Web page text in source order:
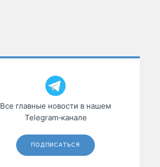
Все главные новости в нашем
Telegram‑канале
ПОДПИСАТЬСЯ